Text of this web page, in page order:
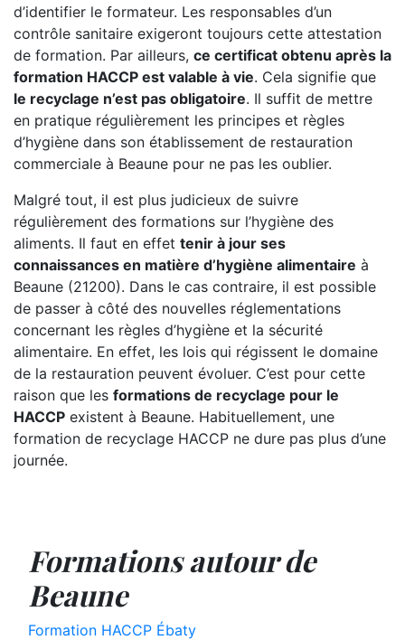
d’identifier le formateur. Les responsables d’un
contrôle sanitaire exigeront toujours cette attestation
de formation. Par ailleurs, ce certificat obtenu après la
formation HACCP est valable à vie. Cela signifie que
le recyclage n’est pas obligatoire. Il suffit de mettre
en pratique régulièrement les principes et règles
d’hygiène dans son établissement de restauration
commerciale à Beaune pour ne pas les oublier.
Malgré tout, il est plus judicieux de suivre
régulièrement des formations sur l’hygiène des
aliments. Il faut en effet tenir à jour ses
connaissances en matière d’hygiène alimentaire à
Beaune (21200). Dans le cas contraire, il est possible
de passer à côté des nouvelles réglementations
concernant les règles d’hygiène et la sécurité
alimentaire. En effet, les lois qui régissent le domaine
de la restauration peuvent évoluer. C’est pour cette
raison que les formations de recyclage pour le
HACCP existent à Beaune. Habituellement, une
formation de recyclage HACCP ne dure pas plus d’une
journée.
Formations autour de
Beaune
Formation HACCP Ébaty